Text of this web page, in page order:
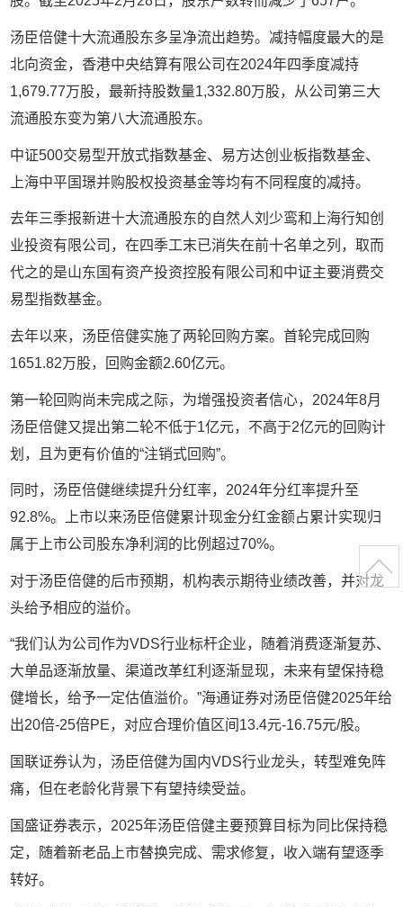
汤臣倍健十大流通股东多呈净流出趋势。减持幅度最大的是
北向资金，香港中央结算有限公司在2024年四季度减持
1,679.77万股，最新持股数量1,332.80万股，从公司第三大
流通股东变为第八大流通股东。
中证500交易型开放式指数基金、易方达创业板指数基金、
上海中平国璟并购股权投资基金等均有不同程度的减持。
去年三季报新进十大流通股东的自然人刘少鸾和上海行知创
业投资有限公司，在四季工末已消失在前十名单之列，取而
代之的是山东国有资产投资控股有限公司和中证主要消费交
易型指数基金。
去年以来，汤臣倍健实施了两轮回购方案。首轮完成回购
1651.82万股，回购金额2.60亿元。
第一轮回购尚未完成之际，为增强投资者信心，2024年8月
汤臣倍健又提出第二轮不低于1亿元，不高于2亿元的回购计
划，且为更有价值的“注销式回购”。
同时，汤臣倍健继续提升分红率，2024年分红率提升至
92.8%。上市以来汤臣倍健累计现金分红金额占累计实现归
属于上市公司股东净利润的比例超过70%。
对于汤臣倍健的后市预期，机构表示期待业绩改善，并对龙
头给予相应的溢价。
“我们认为公司作为VDS行业标杆企业，随着消费逐渐复苏、
大单品逐渐放量、渠道改革红利逐渐显现，未来有望保持稳
健增长，给予一定估值溢价。”海通证券对汤臣倍健2025年给
出20倍-25倍PE，对应合理价值区间13.4元-16.75元/股。
国联证券认为，汤臣倍健为国内VDS行业龙头，转型难免阵
痛，但在老龄化背景下有望持续受益。
国盛证券表示，2025年汤臣倍健主要预算目标为同比保持稳
定，随着新老品上市替换完成、需求修复，收入端有望逐季
转好。